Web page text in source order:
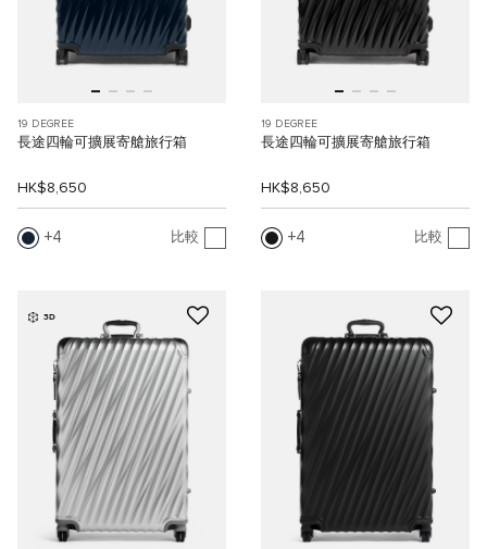
19 DEGREE
長途四輪可擴展寄艙旅行箱
HK$8,650
4 比較
19 DEGREE
長途四輪可擴展寄艙旅行箱
HK$8,650
4 比較
3D